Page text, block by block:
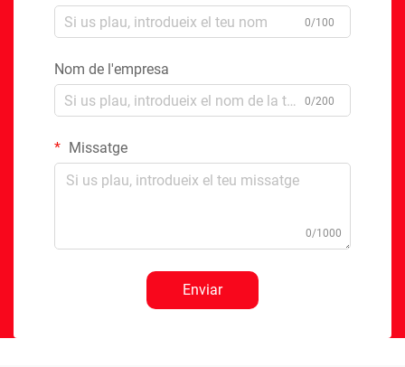
0/100
Nom de l'empresa
0/200
Missatge
0/1000
Enviar